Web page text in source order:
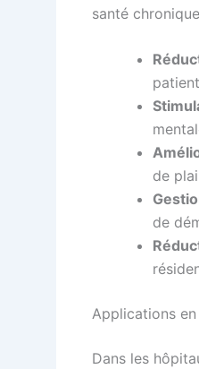
santé
de
de
Applications
Dans les